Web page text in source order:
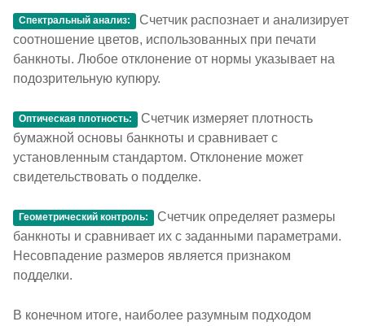
Спектральный анализ:
Счетчик распознает и анализирует
соотношение цветов, использованных при печати
банкноты. Любое отклонение от нормы указывает на
подозрительную купюру.
Оптическая плотность:
Счетчик измеряет плотность
бумажной основы банкноты и сравнивает с
установленным стандартом. Отклонение может
свидетельствовать о подделке.
Геометрический контроль:
Счетчик определяет размеры
банкноты и сравнивает их с заданными параметрами.
Несовпадение размеров является признаком
подделки.
В конечном итоге, наиболее разумным подходом